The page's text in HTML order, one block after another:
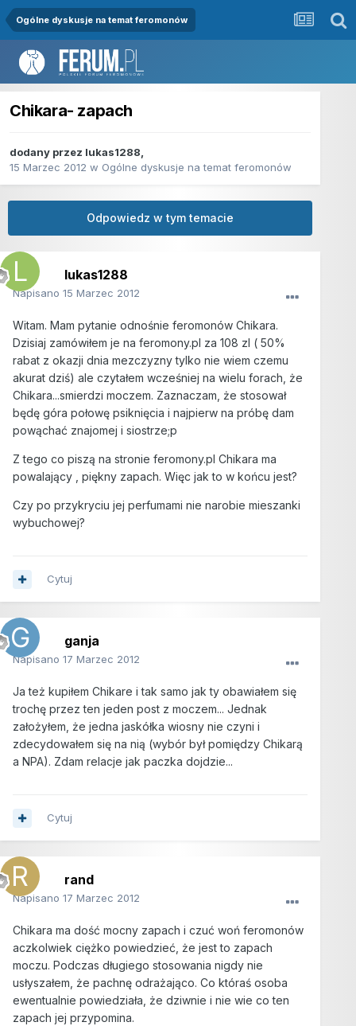
Ogólne dyskusje na temat feromonów
Chikara- zapach
dodany przez lukas1288,
15 Marzec 2012 w Ogólne dyskusje na temat feromonów
Odpowiedz w tym temacie
lukas1288
Napisano 15 Marzec 2012
Witam. Mam pytanie odnośnie feromonów Chikara.
Dzisiaj zamówiłem je na feromony.pl za 108 zl ( 50%
rabat z okazji dnia mezczyzny tylko nie wiem czemu
akurat dziś) ale czytałem wcześniej na wielu forach, że
Chikara...smierdzi moczem. Zaznaczam, że stosował
będę góra połowę psiknięcia i najpierw na próbę dam
powąchać znajomej i siostrze;p
Z tego co piszą na stronie feromony.pl Chikara ma
powalający , piękny zapach. Więc jak to w końcu jest?
Czy po przykryciu jej perfumami nie narobie mieszanki
wybuchowej?
Cytuj
ganja
Napisano 17 Marzec 2012
Ja też kupiłem Chikare i tak samo jak ty obawiałem się
trochę przez ten jeden post z moczem... Jednak
założyłem, że jedna jaskółka wiosny nie czyni i
zdecydowałem się na nią (wybór był pomiędzy Chikarą
a NPA). Zdam relacje jak paczka dojdzie...
Cytuj
rand
Napisano 17 Marzec 2012
Chikara ma dość mocny zapach i czuć woń feromonów
aczkolwiek ciężko powiedzieć, że jest to zapach
moczu. Podczas długiego stosowania nigdy nie
usłyszałem, że pachnę odrażająco. Co któraś osoba
ewentualnie powiedziała, że dziwnie i nie wie co ten
zapach jej przypomina.